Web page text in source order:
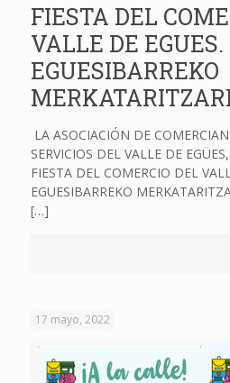
FIESTA DEL
VALLE DE EGUES.
EGUESIBARREKO
LA ASOCIACIÓN DE
SERVICIOS DEL VALLE DE
FIESTA DEL COMERCIO DEL
EGUESIBARREKO
[…]
17 mayo, 2022